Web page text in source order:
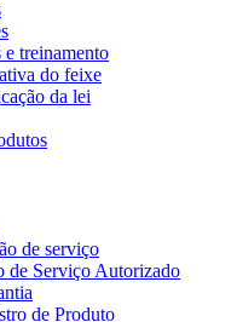
e treinamento
do feixe
da lei
de serviço
de Serviço Autorizado
de Produto